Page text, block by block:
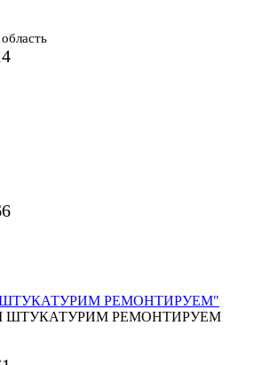
ШТУКАТУРИМ РЕМОНТИРУЕМ"